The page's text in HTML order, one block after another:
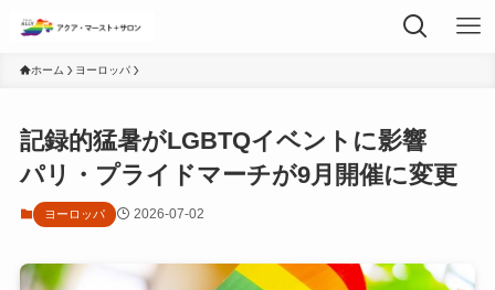
ホーム ヨーロッパ
記録的猛暑がLGBTQイベントに影響
パリ・プライドマーチが9月開催に変更
ヨーロッパ 2026-07-02